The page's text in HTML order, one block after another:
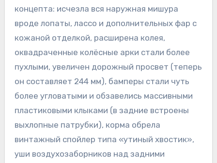
концепта: исчезла вся наружная мишура
вроде лопаты, лассо и дополнительных фар с
кожаной отделкой, расширена колея,
оквадраченные колёсные арки стали более
пухлыми, увеличен дорожный просвет (теперь
он составляет 244 мм), бамперы стали чуть
более угловатыми и обзавелись массивными
пластиковыми клыками (в задние встроены
выхлопные патрубки), корма обрела
винтажный спойлер типа «утиный хвостик»,
уши воздухозаборников над задними